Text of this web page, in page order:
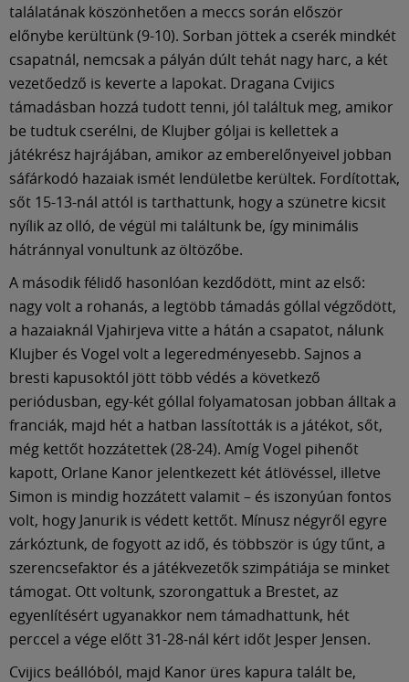
találatának köszönhetően a meccs során először
előnybe kerültünk (9-10). Sorban jöttek a cserék mindkét
csapatnál, nemcsak a pályán dúlt tehát nagy harc, a két
vezetőedző is keverte a lapokat. Dragana Cvijics
támadásban hozzá tudott tenni, jól találtuk meg, amikor
be tudtuk cserélni, de Klujber góljai is kellettek a
játékrész hajrájában, amikor az emberelőnyeivel jobban
sáfárkodó hazaiak ismét lendületbe kerültek. Fordítottak,
sőt 15-13-nál attól is tarthattunk, hogy a szünetre kicsit
nyílik az olló, de végül mi találtunk be, így minimális
hátránnyal vonultunk az öltözőbe.
A második félidő hasonlóan kezdődött, mint az első:
nagy volt a rohanás, a legtöbb támadás góllal végződött,
a hazaiaknál Vjahirjeva vitte a hátán a csapatot, nálunk
Klujber és Vogel volt a legeredményesebb. Sajnos a
bresti kapusoktól jött több védés a következő
periódusban, egy-két góllal folyamatosan jobban álltak a
franciák, majd hét a hatban lassították is a játékot, sőt,
még kettőt hozzátettek (28-24). Amíg Vogel pihenőt
kapott, Orlane Kanor jelentkezett két átlövéssel, illetve
Simon is mindig hozzátett valamit – és iszonyúan fontos
volt, hogy Janurik is védett kettőt. Mínusz négyről egyre
zárkóztunk, de fogyott az idő, és többször is úgy tűnt, a
szerencsefaktor és a játékvezetők szimpátiája se minket
támogat. Ott voltunk, szorongattuk a Brestet, az
egyenlítésért ugyanakkor nem támadhattunk, hét
perccel a vége előtt 31-28-nál kért időt Jesper Jensen.
Cvijics beállóból, majd Kanor üres kapura talált be,